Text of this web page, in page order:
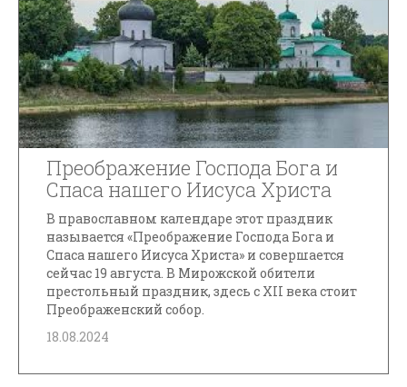
Преображение Господа Бога и
Спаса нашего Иисуса Христа
В православном календаре этот праздник
называется «Преображение Господа Бога и
Спаса нашего Иисуса Христа» и совершается
сейчас 19 августа. В Мирожской обители
престольный праздник, здесь с XII века стоит
Преображенский собор.
18.08.2024